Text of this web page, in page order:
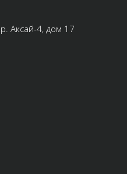
Аксай-4, дом 17